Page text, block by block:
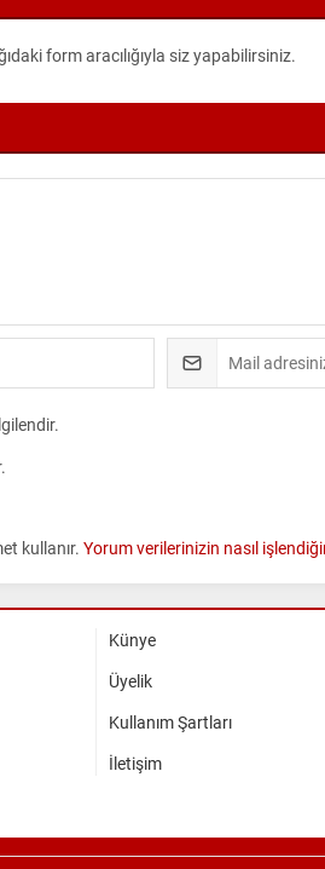
form aracılığıyla siz yapabilirsiniz.
kullanır. Yorum verilerinizin nasıl
Künye
Üyelik
Kullanım Şartları
İletişim